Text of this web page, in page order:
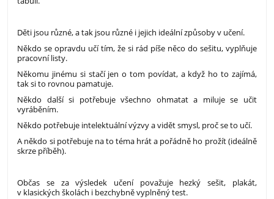
Děti jsou různé, a tak jsou různé i jejich ideální způsoby v učení.
Někdo se opravdu učí tím, že si rád píše něco do sešitu, vyplňuje
pracovní listy.
Někomu jinému si stačí jen o tom povídat, a když ho to zajímá,
tak si to rovnou pamatuje.
Někdo další si potřebuje všechno ohmatat a miluje se učit
vyráběním.
Někdo potřebuje intelektuální výzvy a vidět smysl, proč se to učí.
A někdo si potřebuje na to téma hrát a pořádně ho prožít (ideálně
skrze příběh).
Občas se za výsledek učení považuje hezký sešit, plakát,
v klasických školách i bezchybně vyplněný test.